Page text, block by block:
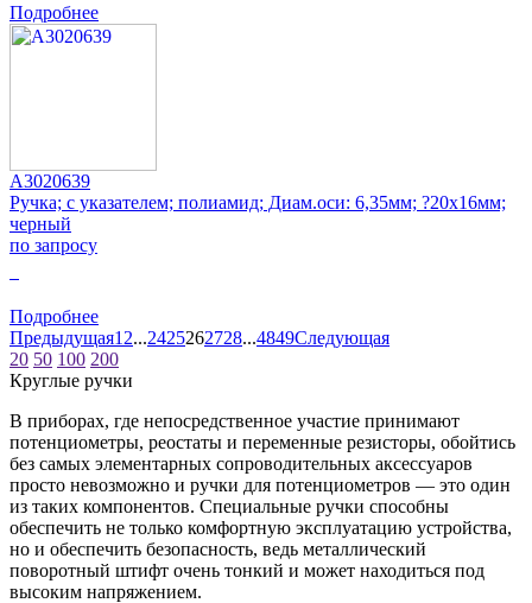
Подробнее
A3020639
Ручка; с указателем; полиамид; Диам.оси: 6,35мм; ?20x16мм;
черный
по запросу
Подробнее
Предыдущая1 2...2425262728...4849Следующая
20 50 100 200
Круглые ручки
В приборах, где непосредственное участие принимают
потенциометры, реостаты и переменные резисторы, обойтись
без самых элементарных сопроводительных аксессуаров
просто невозможно и ручки для потенциометров — это один
из таких компонентов. Специальные ручки способны
обеспечить не только комфортную эксплуатацию устройства,
но и обеспечить безопасность, ведь металлический
поворотный штифт очень тонкий и может находиться под
высоким напряжением.